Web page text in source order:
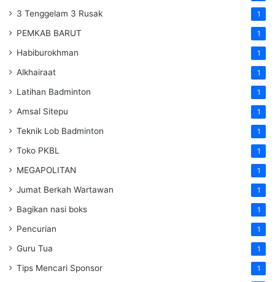
3 Tenggelam 3 Rusak 1
PEMKAB BARUT 1
Habiburokhman 1
Alkhairaat 1
Latihan Badminton 1
Amsal Sitepu 1
Teknik Lob Badminton 1
Toko PKBL 1
MEGAPOLITAN 1
Jumat Berkah Wartawan 1
Bagikan nasi boks 1
Pencurian 1
Guru Tua 1
Tips Mencari Sponsor 1